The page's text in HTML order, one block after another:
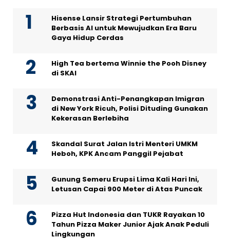
Hisense Lansir Strategi Pertumbuhan
Berbasis AI untuk Mewujudkan Era Baru
Gaya Hidup Cerdas
High Tea bertema Winnie the Pooh Disney
di SKAI
Demonstrasi Anti-Penangkapan Imigran
di New York Ricuh, Polisi Dituding Gunakan
Kekerasan Berlebiha
Skandal Surat Jalan Istri Menteri UMKM
Heboh, KPK Ancam Panggil Pejabat
Gunung Semeru Erupsi Lima Kali Hari Ini,
Letusan Capai 900 Meter di Atas Puncak
Pizza Hut Indonesia dan TUKR Rayakan 10
Tahun Pizza Maker Junior Ajak Anak Peduli
Lingkungan